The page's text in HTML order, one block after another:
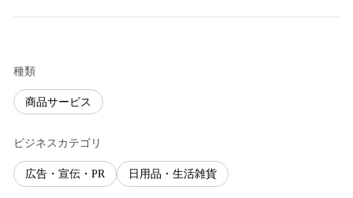
種類
商品サービス
ビジネスカテゴリ
広告・宣伝・PR 日用品・生活雑貨